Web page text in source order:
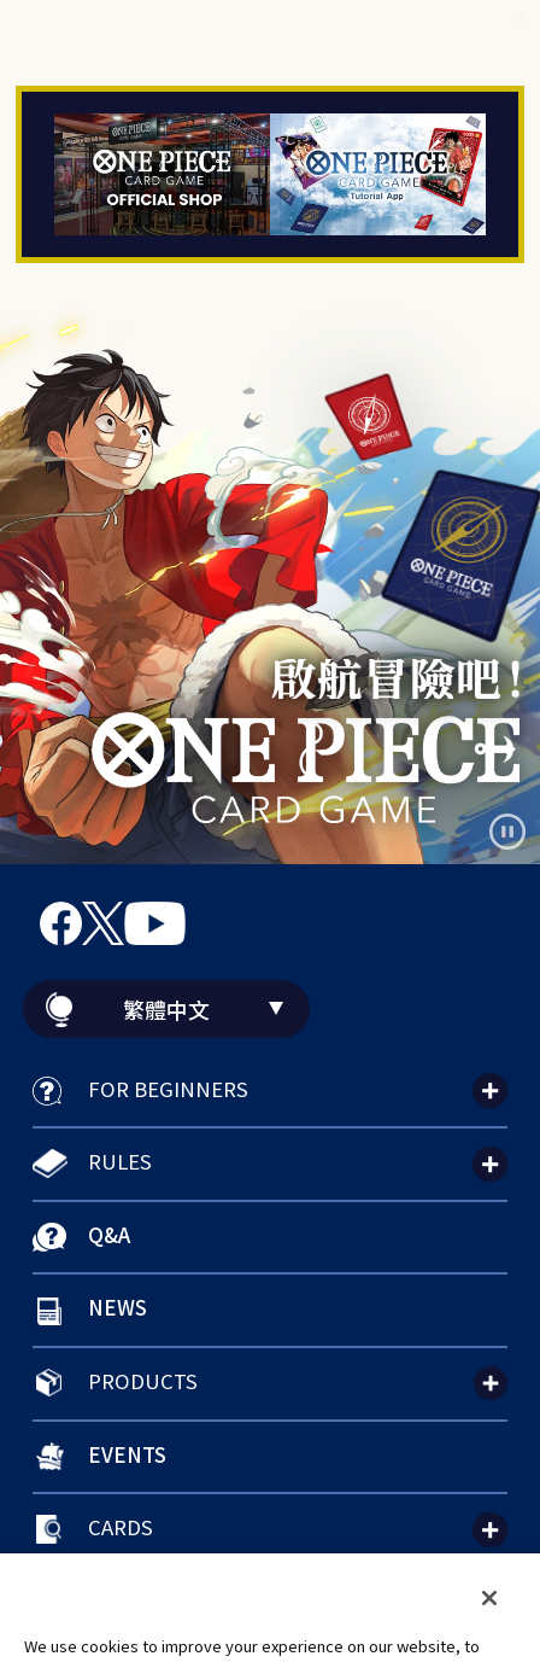
繁體中文
FOR BEGINNERS
RULES
Q&A
NEWS
PRODUCTS
EVENTS
CARDS
We use cookies to improve your experience on our website, to